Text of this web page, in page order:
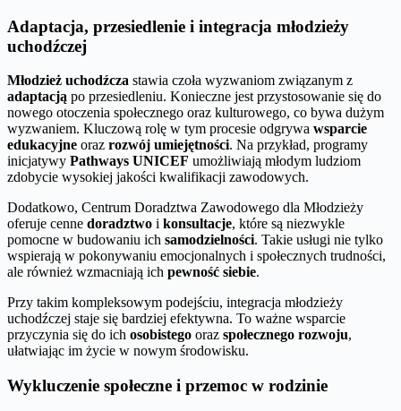
Adaptacja, przesiedlenie i integracja młodzieży
uchodźczej
Młodzież uchodźcza stawia czoła wyzwaniom związanym z
adaptacją po przesiedleniu. Konieczne jest przystosowanie się do
nowego otoczenia społecznego oraz kulturowego, co bywa dużym
wyzwaniem. Kluczową rolę w tym procesie odgrywa wsparcie
edukacyjne oraz rozwój umiejętności. Na przykład, programy
inicjatywy Pathways UNICEF umożliwiają młodym ludziom
zdobycie wysokiej jakości kwalifikacji zawodowych.
Dodatkowo, Centrum Doradztwa Zawodowego dla Młodzieży
oferuje cenne doradztwo i konsultacje, które są niezwykle
pomocne w budowaniu ich samodzielności. Takie usługi nie tylko
wspierają w pokonywaniu emocjonalnych i społecznych trudności,
ale również wzmacniają ich pewność siebie.
Przy takim kompleksowym podejściu, integracja młodzieży
uchodźczej staje się bardziej efektywna. To ważne wsparcie
przyczynia się do ich osobistego oraz społecznego rozwoju,
ułatwiając im życie w nowym środowisku.
Wykluczenie społeczne i przemoc w rodzinie